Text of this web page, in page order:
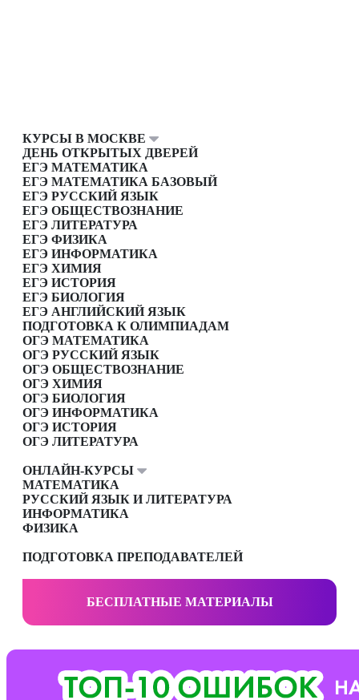
КУРСЫ В МОСКВЕ
ДЕНЬ ОТКРЫТЫХ ДВЕРЕЙ
ЕГЭ МАТЕМАТИКА
ЕГЭ МАТЕМАТИКА БАЗОВЫЙ
ЕГЭ РУССКИЙ ЯЗЫК
ЕГЭ ОБЩЕСТВОЗНАНИЕ
ЕГЭ ЛИТЕРАТУРА
ЕГЭ ФИЗИКА
ЕГЭ ИНФОРМАТИКА
ЕГЭ ХИМИЯ
ЕГЭ ИСТОРИЯ
ЕГЭ БИОЛОГИЯ
ЕГЭ АНГЛИЙСКИЙ ЯЗЫК
ПОДГОТОВКА К ОЛИМПИАДАМ
ОГЭ МАТЕМАТИКА
ОГЭ РУССКИЙ ЯЗЫК
ОГЭ ОБЩЕСТВОЗНАНИЕ
ОГЭ ХИМИЯ
ОГЭ БИОЛОГИЯ
ОГЭ ИНФОРМАТИКА
ОГЭ ИСТОРИЯ
ОГЭ ЛИТЕРАТУРА
ОНЛАЙН-КУРСЫ
МАТЕМАТИКА
РУССКИЙ ЯЗЫК И ЛИТЕРАТУРА
ИНФОРМАТИКА
ФИЗИКА
ПОДГОТОВКА ПРЕПОДАВАТЕЛЕЙ
БЕСПЛАТНЫЕ МАТЕРИАЛЫ